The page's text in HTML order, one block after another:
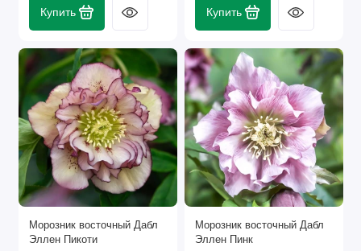
Купить Купить
Морозник восточный Дабл
Эллен Пикоти
Морозник восточный Дабл
Эллен Пинк